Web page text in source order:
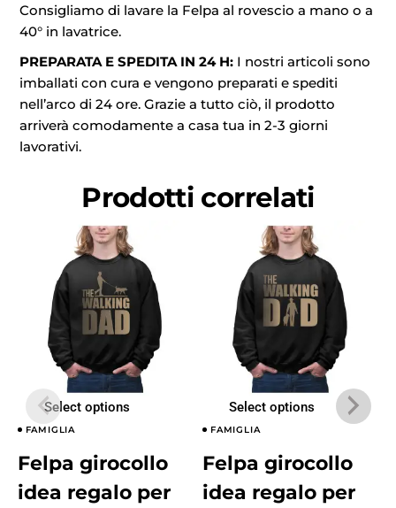
Consigliamo di lavare la Felpa al rovescio a mano o a
40° in lavatrice.
PREPARATA E SPEDITA IN 24 H: I nostri articoli sono
imballati con cura e vengono preparati e spediti
nell’arco di 24 ore. Grazie a tutto ciò, il prodotto
arriverà comodamente a casa tua in 2-3 giorni
lavorativi.
Prodotti correlati
Select options
FAMIGLIA
Felpa girocollo
idea regalo per
Select options
FAMIGLIA
Felpa girocollo
idea regalo per